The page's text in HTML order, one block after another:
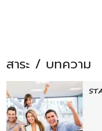
สาระ / บทความ